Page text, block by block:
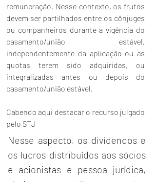
remuneração. Nesse contexto, os frutos
devem ser partilhados entre os cônjuges
ou companheiros durante a vigência do
casamento/união estável,
independentemente da aplicação ou as
quotas terem sido adquiridas, ou
integralizadas antes ou depois do
casamento/união estável.
Cabendo aqui destacar o recurso julgado
pelo STJ
Nesse aspecto, os dividendos e
os lucros distribuídos aos sócios
e acionistas e pessoa jurídica,